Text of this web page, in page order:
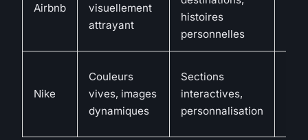
Airbnb
visuellement
attrayant
histoires
personnelles
Nike
Couleurs
vives, images
dynamiques
Sections
interactives,
personnalisation